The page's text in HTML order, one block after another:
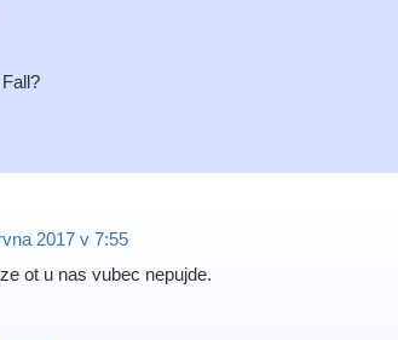
2017 v 7:55
ot u nas vubec nepujde.